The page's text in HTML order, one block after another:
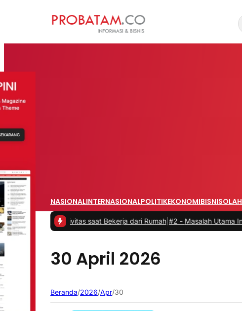
NASIONALINTERNASIONALPOLITIKEKONOMIBISNIS
saat Bekerja dari Rumah|#2 - Masalah Utama Infrastruktur
30 April 2026
Beranda/2026/Apr/30